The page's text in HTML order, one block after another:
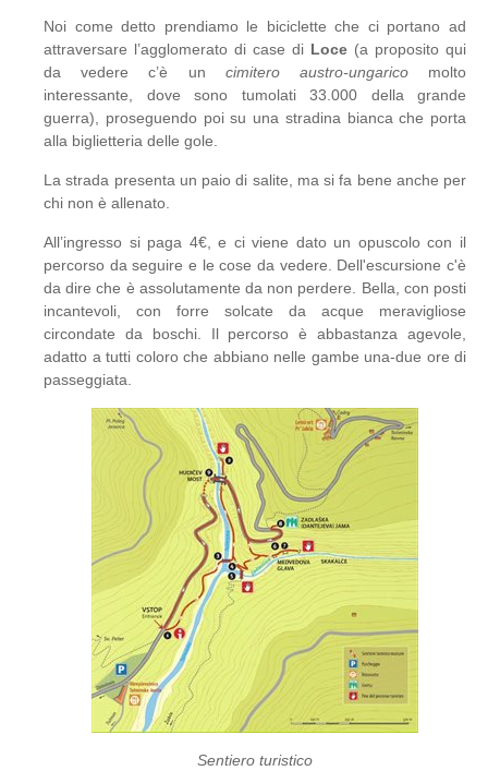
Noi come detto prendiamo le biciclette che ci portano ad
attraversare l’agglomerato di case di Loce (a proposito qui
da vedere c’è un cimitero austro-ungaricomolto
interessante, dove sono tumolati 33.000 della grande
guerra), proseguendo poi su una stradina bianca che porta
alla biglietteria delle gole.
La strada presenta un paio di salite, ma si fa bene anche per
chi non è allenato.
All’ingresso si paga 4€, e ci viene dato un opuscolo con il
percorso da seguire e le cose da vedere. Dell'escursione c'è
da dire che è assolutamente da non perdere. Bella, con posti
incantevoli, con forre solcate da acque meravigliose
circondate da boschi. Il percorso è abbastanza agevole,
adatto a tutti coloro che abbiano nelle gambe una-due ore di
passeggiata.
Sentiero turistico